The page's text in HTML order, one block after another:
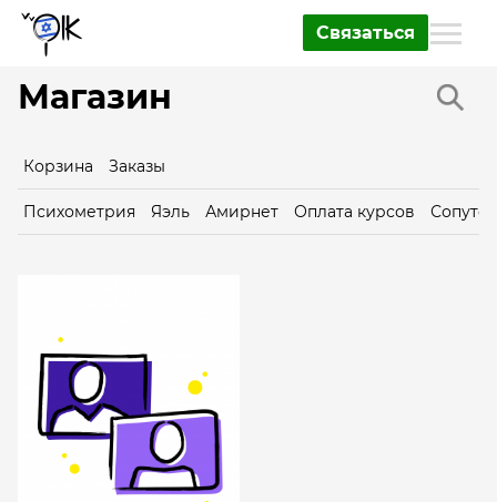
Связаться
Магазин
Корзина Заказы
Психометрия Яэль Амирнет Оплата курсов